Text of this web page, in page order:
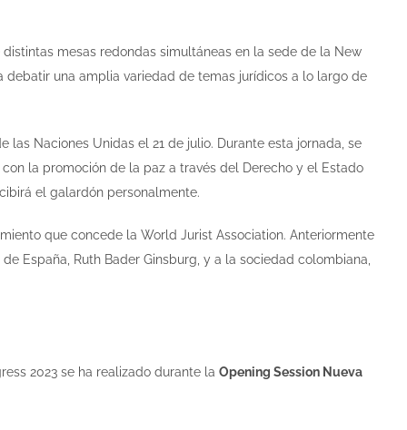
mesas redondas simultáneas en la sede de la New
debatir una amplia variedad de temas jurídicos a lo largo de
Naciones Unidas el 21 de julio. Durante esta jornada, se
la promoción de la paz a través del Derecho y el Estado
el galardón personalmente.
que concede la World Jurist Association. Anteriormente
España, Ruth Bader Ginsburg, y a la sociedad colombiana,
2023 se ha realizado durante la Opening Session Nueva